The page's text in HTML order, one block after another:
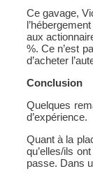
Ce gavage,
aux
%. Ce n’est
d’acheter
Conclusion
Quelques
d’expérience.
Quant à la
qu’elles/ils
passe. Dans